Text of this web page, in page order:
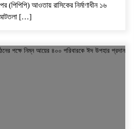
(পিপিপি) আওতায় রাসিকের নির্মাণাধীন ১৬
আটতলা […]